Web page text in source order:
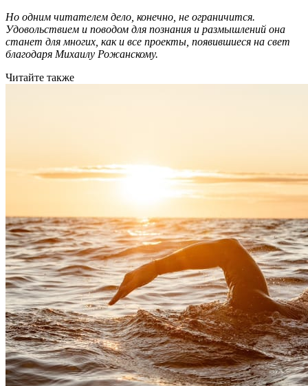
Но одним читателем дело, конечно, не ограничится.
Удовольствием и поводом для познания и размышлений она
станет для многих, как и все проекты, появившиеся на свет
благодаря Михаилу Рожанскому.
Читайте также